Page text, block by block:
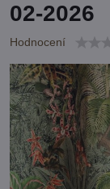
02-2026
Hodnocení